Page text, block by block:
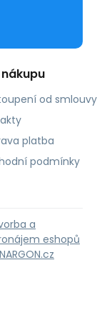
od smlouvy
platba
podmínky
a
eshopů